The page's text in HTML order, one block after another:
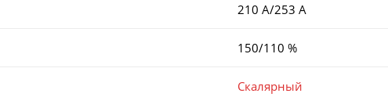
210 А/253 А
150/110 %
Скалярный